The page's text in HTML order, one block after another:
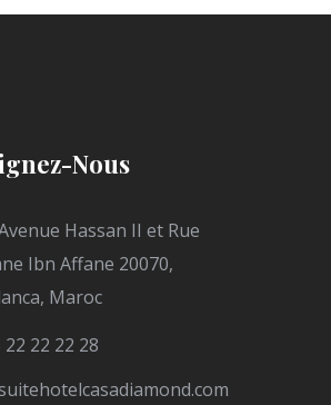
Nous
Hassan II et Rue
Ibn Affane 20070,
Maroc
22 22 22 28